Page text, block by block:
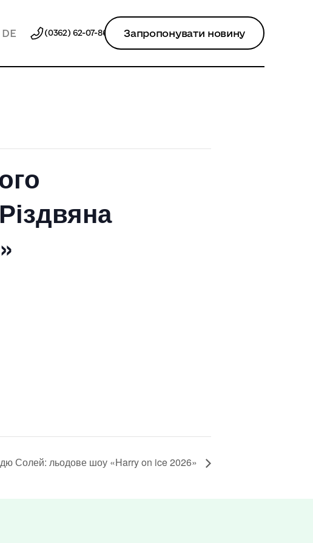
DE (0362) 62-07-86 Запропонувати новину
дю Солей: льодове шоу «Harry on ice 2026»